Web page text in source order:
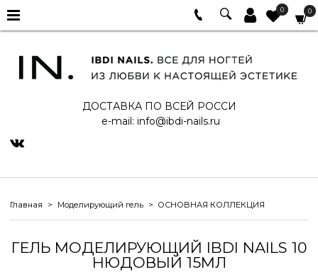
0 0
ДОСТАВКА ПО ВСЕЙ РОССИ
e-mail: info@ibdi-nails.ru
Главная Моделирующий гель ОСНОВНАЯ КОЛЛЕКЦИЯ
ГЕЛЬ МОДЕЛИРУЮЩИЙ IBDI NAILS 10
НЮДОВЫЙ 15МЛ